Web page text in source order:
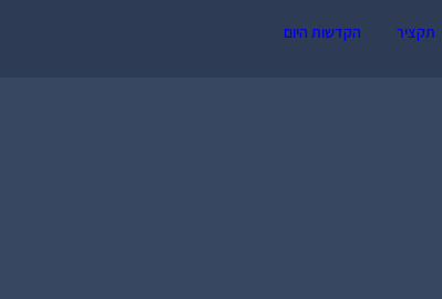
תקציר הקדשות היום